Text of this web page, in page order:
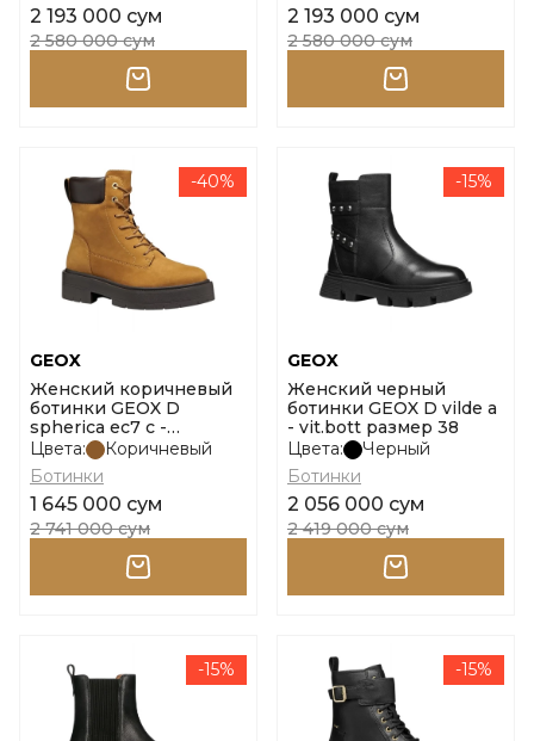
2 193 000 сум
2 580 000 сум
2 193 000 сум
2 580 000 сум
-40%
GEOX
Женский коричневый
ботинки GEOX D
spherica ec7 c -
vit.nbk+sin размер 38
Цвета:
Коричневый
Ботинки
1 645 000 сум
2 741 000 сум
-15%
GEOX
Женский черный
ботинки GEOX D vilde a
- vit.bott размер 38
Цвета:
Черный
Ботинки
2 056 000 сум
2 419 000 сум
-15% -15%